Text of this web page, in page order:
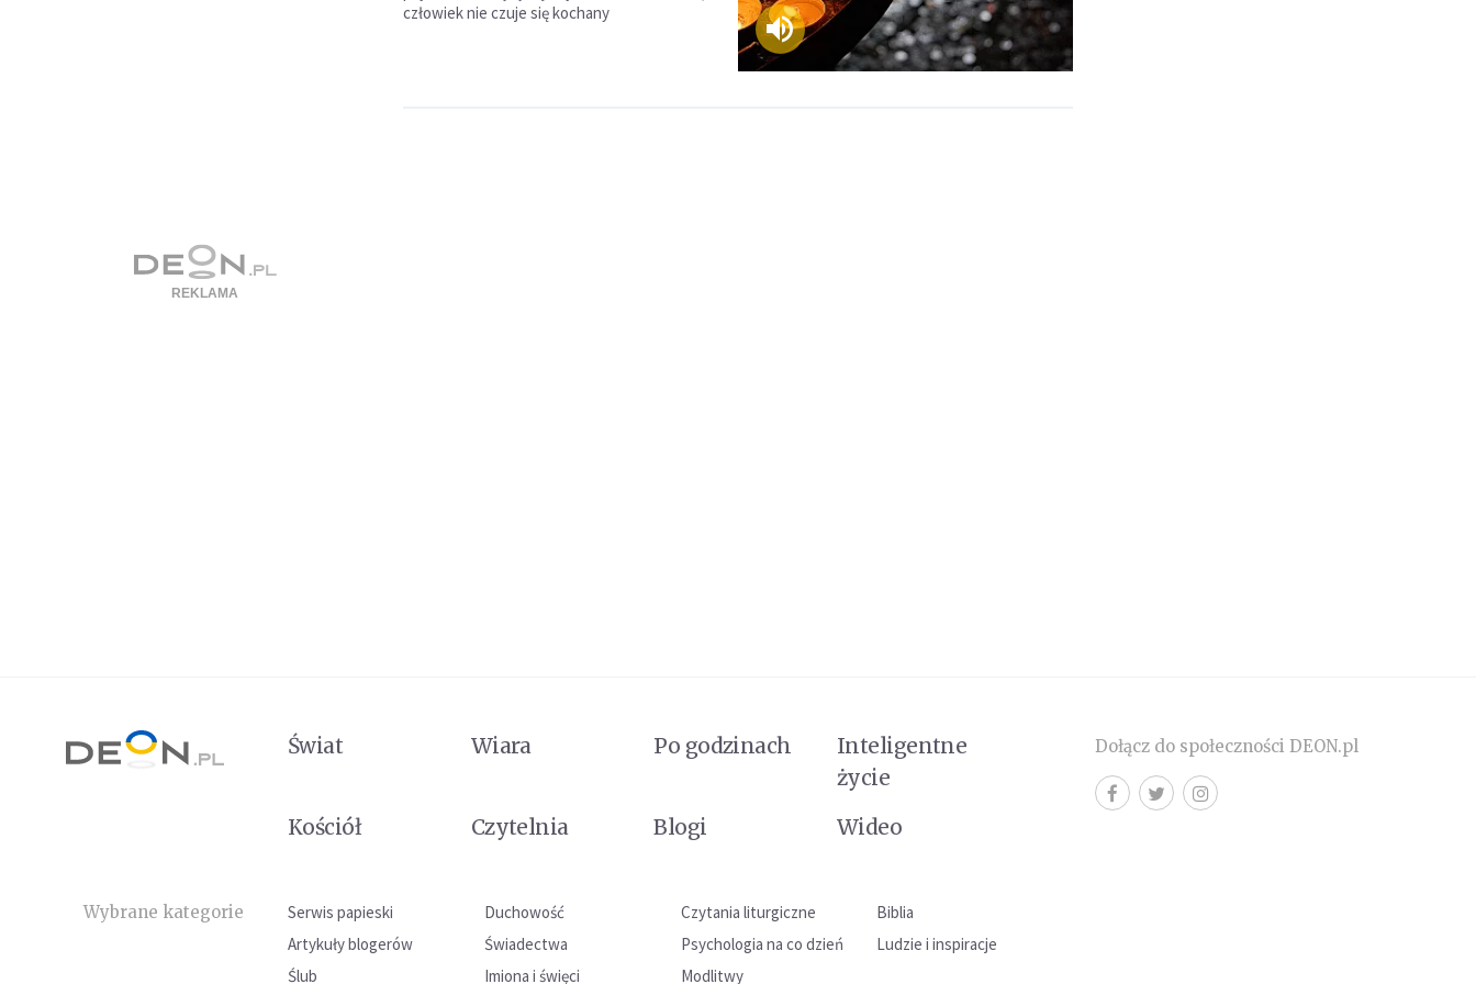
człowiek nie czuje się kochany
Świat Wiara Po godzinach
Inteligentne
życie
Kościół
Czytelnia Blogi Wideo
Wybrane kategorie Serwis papieski Duchowość Czytania liturgiczne
Biblia
Artykuły blogerów
Świadectwa Psychologia na co dzień
Ludzie i inspiracje
Ślub
Imiona i święci Modlitwy
Dołącz do społeczności DEON.pl